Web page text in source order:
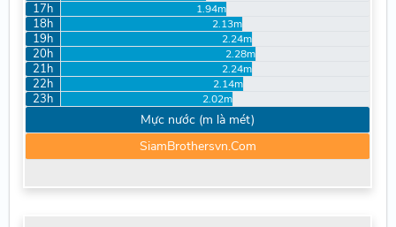
17h 1.94m
18h 2.13m
19h 2.24m
20h 2.28m
21h 2.24m
22h 2.14m
23h 2.02m
Mực nước (m là mét)
SiamBrothersvn.Com